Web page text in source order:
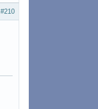
#210